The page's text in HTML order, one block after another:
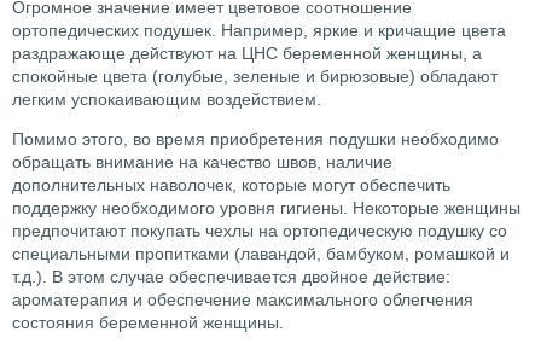
Огромное значение имеет цветовое соотношение
ортопедических подушек. Например, яркие и кричащие цвета
раздражающе действуют на ЦНС беременной женщины, а
спокойные цвета (голубые, зеленые и бирюзовые) обладают
легким успокаивающим воздействием.
Помимо этого, во время приобретения подушки необходимо
обращать внимание на качество швов, наличие
дополнительных наволочек, которые могут обеспечить
поддержку необходимого уровня гигиены. Некоторые женщины
предпочитают покупать чехлы на ортопедическую подушку со
специальными пропитками (лавандой, бамбуком, ромашкой и
т.д.). В этом случае обеспечивается двойное действие:
ароматерапия и обеспечение максимального облегчения
состояния беременной женщины.